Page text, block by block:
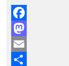
Facebook
Mastodon
Email